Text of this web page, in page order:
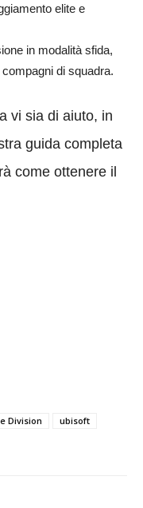
elite e
in modalità sfida,
di squadra.
vi sia di aiuto, in
guida completa
come ottenere il
Division
ubisoft